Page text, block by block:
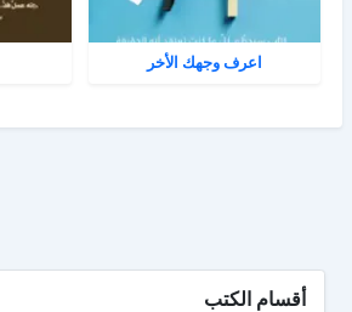
اعرف وجهك الأخر
أقسام الكتب